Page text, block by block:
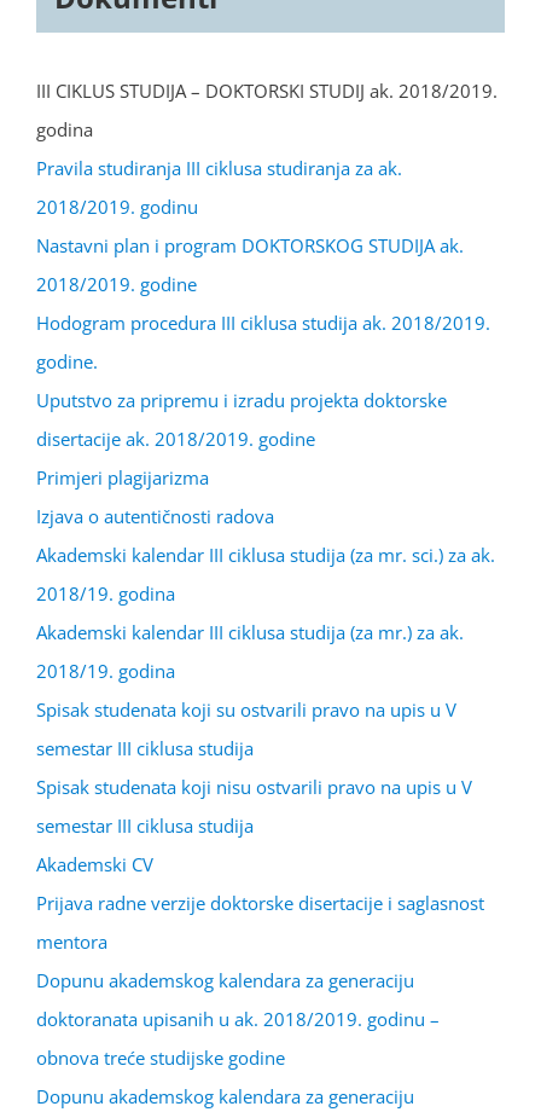
III CIKLUS STUDIJA – DOKTORSKI STUDIJ ak. 2018/2019.
godina
Pravila studiranja III ciklusa studiranja za ak.
2018/2019. godinu
Nastavni plan i program DOKTORSKOG STUDIJA ak.
2018/2019. godine
Hodogram procedura III ciklusa studija ak. 2018/2019.
godine.
Uputstvo za pripremu i izradu projekta doktorske
disertacije ak. 2018/2019. godine
Primjeri plagijarizma
Izjava o autentičnosti radova
Akademski kalendar III ciklusa studija (za mr. sci.) za ak.
2018/19. godina
Akademski kalendar III ciklusa studija (za mr.) za ak.
2018/19. godina
Spisak studenata koji su ostvarili pravo na upis u V
semestar III ciklusa studija
Spisak studenata koji nisu ostvarili pravo na upis u V
semestar III ciklusa studija
Akademski CV
Prijava radne verzije doktorske disertacije i saglasnost
mentora
Dopunu akademskog kalendara za generaciju
doktoranata upisanih u ak. 2018/2019. godinu –
obnova treće studijske godine
Dopunu akademskog kalendara za generaciju